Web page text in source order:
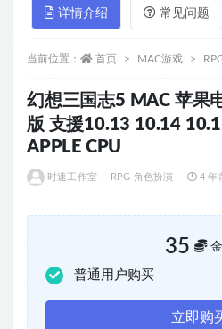
详情介绍 常见问题
当前位置： 首页 MAC游戏
幻想三国志5 MAC 苹果
版 支援10.13 10.14
APPLE CPU
时速工作室 RPG 角色扮演 4 年
35
普通用户购买
立即购